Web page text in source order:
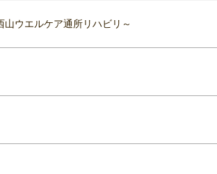
ウエルケア通所リハビリ～